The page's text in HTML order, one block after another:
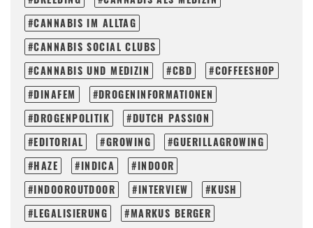
CANNABIS IM ALLTAG
CANNABIS SOCIAL CLUBS
CANNABIS UND MEDIZIN
CBD
COFFEESHOP
DINAFEM
DROGENINFORMATIONEN
DROGENPOLITIK
DUTCH PASSION
EDITORIAL
GROWING
GUERILLAGROWING
HAZE
INDICA
INDOOR
INDOOROUTDOOR
INTERVIEW
KUSH
LEGALISIERUNG
MARKUS BERGER